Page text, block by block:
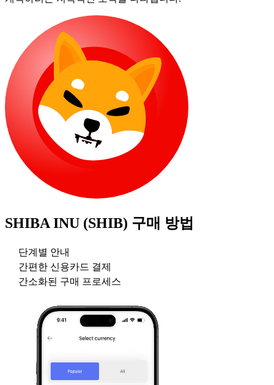
SHIBA INU (SHIB) 구매 방법
단계별 안내
간편한 신용카드 결제
간소화된 구매 프로세스